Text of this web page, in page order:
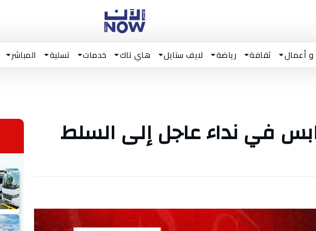
أعمال ثقافة رياضة لايف ستايل هاي تاك خدمات تسلية المباشر
في نداء عاجل إلى السلط